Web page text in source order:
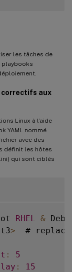
user e
o
les tâches de
playbooks
correctifs aux
Linux à l’aide
YAML nommé
avec des
définit les hôtes
qui sont ciblés
RHEL &
>
#
:
5
:
15